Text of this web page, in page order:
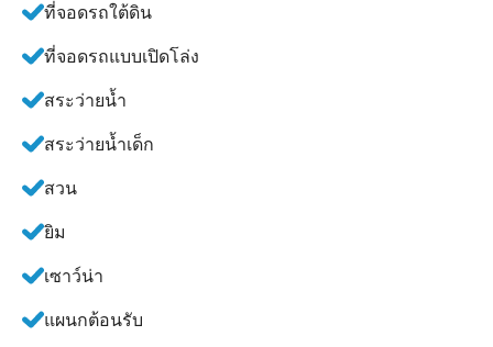
ที่จอดรถใต้ดิน
ที่จอดรถแบบเปิดโล่ง
สระว่ายน้ำ
สระว่ายน้ำเด็ก
สวน
ยิม
เซาว์น่า
แผนกต้อนรับ